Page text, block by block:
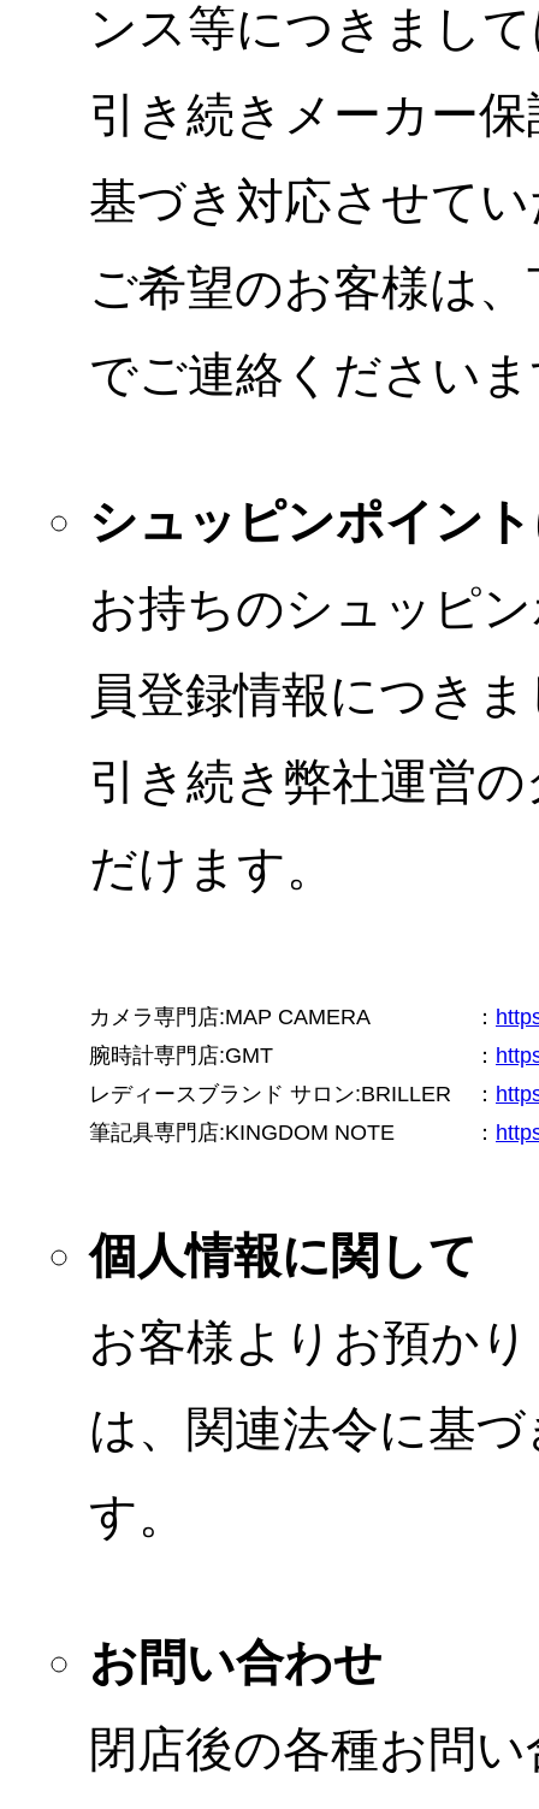
ンス等につきまし
引き続きメーカー
基づき対応させて
ご希望のお客様は
でご連絡ください
シュッピンポイン
お持ちのシュッピ
員登録情報につき
引き続き弊社運営
だけます。
カメラ専門店:MAP CAMERA ：
腕時計専門店:GMT
：
レディースブランド サロン:BRILLER
：
筆記具専門店:KINGDOM NOTE
：
個人情報に関して
お客様よりお預か
は、関連法令に基
す。
お問い合わせ
閉店後の各種お問